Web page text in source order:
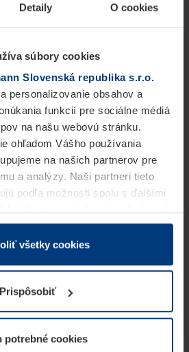
Detaily O cookies
súbory cookies
Slovenská republika s.r.o.
personalizovanie obsahov a
funkcií pre sociálne médiá
na našu webovú stránku.
ohľadom Vášho používania
na našich partnerov pre
a analýzy. Naši partneri tieto
podľa možnosti spolu s ďalšími
služieb.
cookies ukladať na Vašom
Pre všetky ostatné typy cookie
Vaše povolenie môžete
odvolať vo vysvetlení cookie
všetky cookies
Prispôsobiť
potrebné cookies